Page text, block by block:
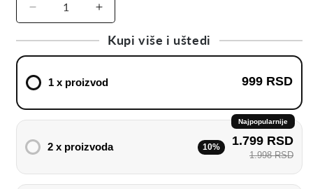
Decrease
quantity
for
AB
pasta
za
Increase
quantity
for
AB
za
Kupi više i uštedi
1 x proizvod 999 RSD
Najpopularnije
2 x proizvoda 10% 1.799 RSD
1.998 RSD